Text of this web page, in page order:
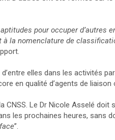
pour occuper d’autres
la nomenclature de
elles dans les activités
en qualité d’agents de liaison
Le Dr Nicole Asselé doit
les prochaines heures, sans
’’.